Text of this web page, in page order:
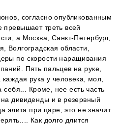
согласно опубликованным
треть всей
а Москва, Санкт-Петербург,
Волгоградская области,
по скорости наращивания
Пять пальцев на руке,
рука у человека, мол,
себя... Кроме, нее есть часть
дивиденды и в резервный
элита при царе, это не значит
Как долго длится